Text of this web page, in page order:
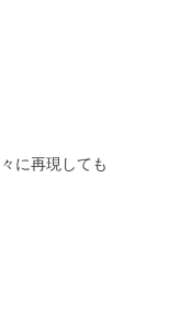
に再現しても